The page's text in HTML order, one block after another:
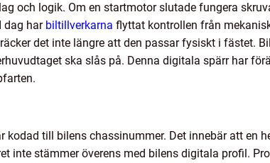
och logik. Om en startmotor slutade fungera
dag har biltillverkarna flyttat kontrollen från
det inte längre att den passar fysiskt i fästet.
ska slås på. Denna digitala spärr har
till bilens chassinummer. Det innebär att en
inte stämmer överens med bilens digitala profil.